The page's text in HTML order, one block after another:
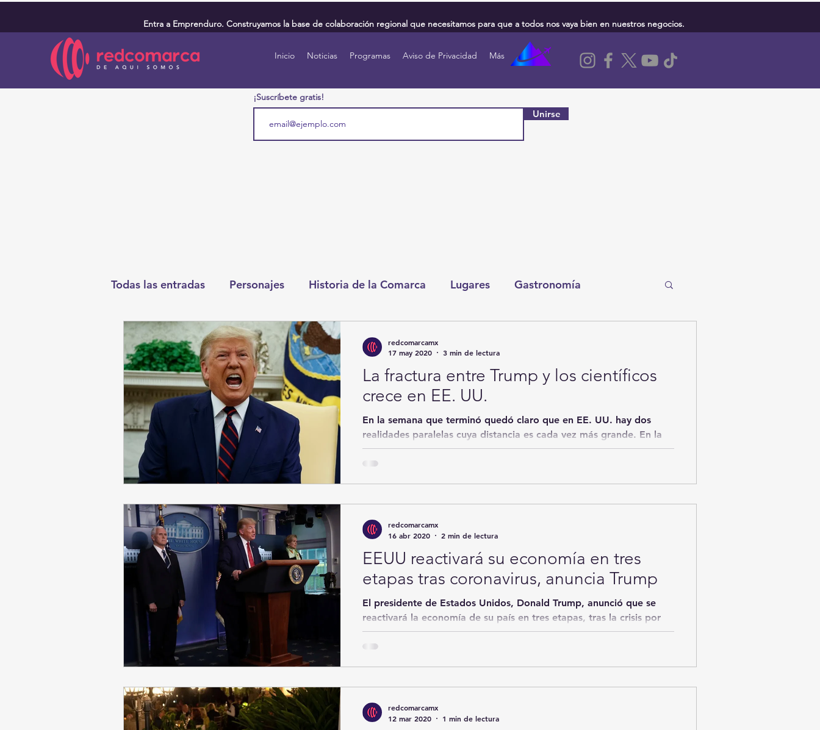
Entra a Emprenduro. Construyamos la base de colaboración regional que necesitamos para que a todos nos vaya bien en nuestros negocios.
Inicio Noticias Programas Aviso de Privacidad Más
¡Suscríbete gratis!
Unirse
Todas las entradas Personajes Historia de la Comarca Lugares Gastronomía
Deportes Salud Entretenimiento
Round Cero Columnistas CDMX Nacionales Internacionales Tecnología
Chismes Qué Curioso Gómez Palacio Comics Derechairos Fragmentos de la Historia
Durango Titulares en Inicio Coahuila
Santa Aurelia de los Vientos San Pedro
La fractura entre Trump y los científicos
crece en EE. UU.
En la semana que terminó quedó claro que en EE. UU. hay dos
realidades paralelas cuya distancia es cada vez más grande. En la
primera,...
redcomarcamx
17 may 2020
3 min de lectura
EEUU reactivará su economía en tres
etapas tras coronavirus, anuncia Trump
El presidente de Estados Unidos, Donald Trump, anunció que se
reactivará la economía de su país en tres etapas, tras la crisis por
el...
redcomarcamx
16 abr 2020
2 min de lectura
redcomarcamx
12 mar 2020
1 min de lectura